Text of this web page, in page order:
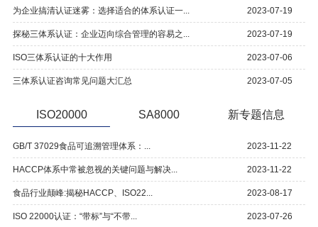
为企业搞清认证迷雾：选择适合的体系认证一... 2023-07-19
探秘三体系认证：企业迈向综合管理的容易之... 2023-07-19
ISO三体系认证的十大作用 2023-07-06
三体系认证咨询常见问题大汇总 2023-07-05
ISO20000 SA8000 新专题信息
GB/T 37029食品可追溯管理体系：... 2023-11-22
HACCP体系中常被忽视的关键问题与解决... 2023-11-22
食品行业颠峰:揭秘HACCP、ISO22... 2023-08-17
ISO 22000认证：“带标”与“不带... 2023-07-26